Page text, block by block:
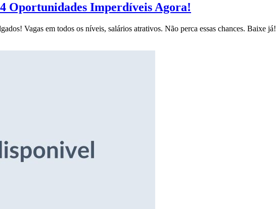
Oportunidades Imperdíveis Agora!
Vagas em todos os níveis, salários atrativos. Não perca essas chances. Baixe já!